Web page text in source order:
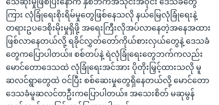
နေရာ
ကျော်
ရန်
ကြား လုံခြုံရေးစိုးရိမ်မှုတွေဖြစ်နေသလို နယ်မြေလုံခြုံရေးနဲ့
တရားဥပဒေစိုးမိုးမှုရှိဖို့ အရေးကြီးလိုအပ်လာနေတဲ့အနေအထား
ဖြစ်လာနေတယ်လို့ ရခိုင်လွှတ်တော်ကိုယ်စားလှယ်တွေနဲ့ ဒေသခံ
တွေကပြောပါတယ်။ စစ်တပ်နဲ့ ရဲလုံခြုံရေးတွေဘက်ကလည်း
မောင်တောဒေသထဲ လုံခြုံရေးအင်အား ပိုတိုးမြှင့်ထားသလို မူ
ဆလင်ရွာတွေထဲ ဝင်ပြီး စစ်ဆေးမှုတွေရှိနေတယ်လို့ မောင်တော
ဒေသခံမူဆလင်တဦးကပြောပါတယ်။ အသေးစိတ် မဆုမွန်